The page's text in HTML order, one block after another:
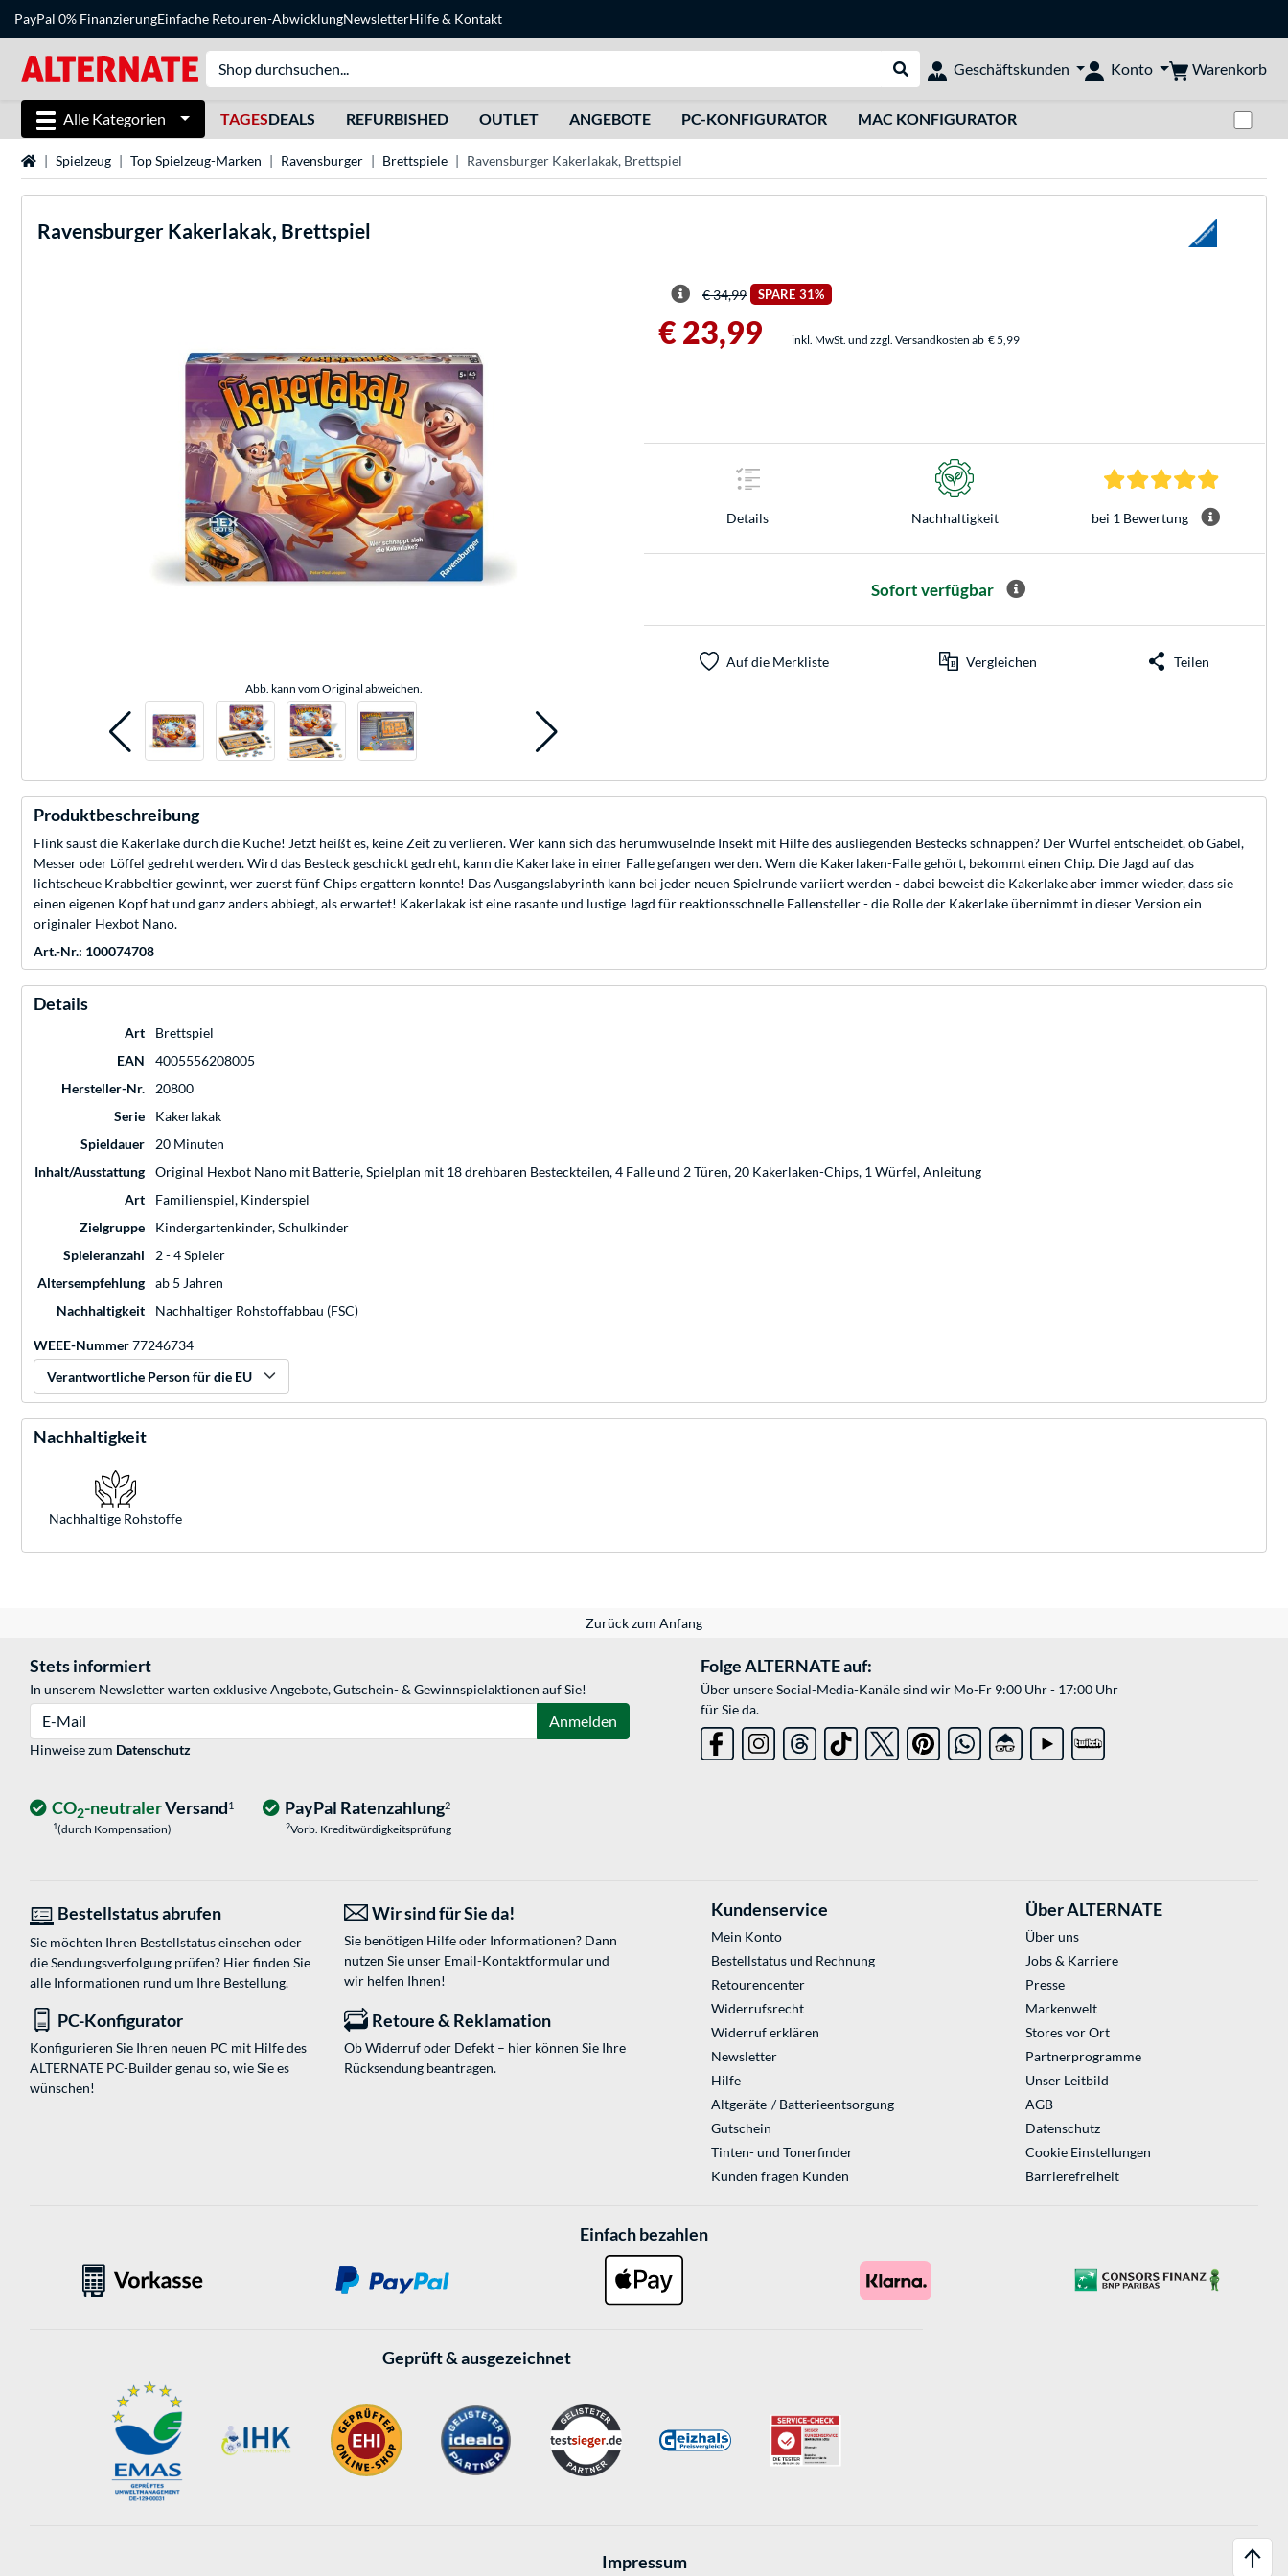
PayPal 0% FinanzierungEinfache Retouren-AbwicklungNewsletterHilfe& Kontakt
Suche durchführen
Geschäftskunden Konto Warenkorb
Alle Kategorien TAGESDEALS REFURBISHED OUTLET ANGEBOTE PC-KONFIGURATOR MAC KONFIGURATOR
StartseiteSpielzeug Top Spielzeug-Marken Ravensburger Brettspiele Ravensburger Kakerlakak, Brettspiel
Ravensburger Kakerlakak, Brettspiel
Abb. kann vom Original abweichen.
€ 34,99 SPARE 31%
€ 23,99 inkl. MwSt. und zzgl. Versandkosten ab € 5,99
Details Nachhaltigkeit
5.0 Sterne
bei 1 Bewertung
Sofort verfügbar
Auf die Merkliste Vergleichen Teilen
Produktbeschreibung
Flink saust die Kakerlake durch die Küche! Jetzt heißt es, keine Zeit zu verlieren. Wer kann sich das herumwuselnde Insekt mit Hilfe des ausliegenden Bestecks schnappen? Der Würfel entscheidet, ob Gabel,
Messer oder Löffel gedreht werden. Wird das Besteck geschickt gedreht, kann die Kakerlake in einer Falle gefangen werden. Wem die Kakerlaken-Falle gehört, bekommt einen Chip. Die Jagd auf das
lichtscheue Krabbeltier gewinnt, wer zuerst fünf Chips ergattern konnte! Das Ausgangslabyrinth kann bei jeder neuen Spielrunde variiert werden - dabei beweist die Kakerlake aber immer wieder, dass sie
einen eigenen Kopf hat und ganz anders abbiegt, als erwartet! Kakerlakak ist eine rasante und lustige Jagd für reaktionsschnelle Fallensteller - die Rolle der Kakerlake übernimmt in dieser Version ein
originaler Hexbot Nano.
Art.-Nr.: 100074708
Details
Art
Brettspiel
EAN
4005556208005
Hersteller-Nr.
20800
Serie
Kakerlakak
Spieldauer
20 Minuten
Inhalt/Ausstattung
Original Hexbot Nano mit Batterie, Spielplan mit 18 drehbaren Besteckteilen, 4 Falle und 2 Türen, 20 Kakerlaken-Chips, 1 Würfel, Anleitung
Art
Familienspiel, Kinderspiel
Zielgruppe
Kindergartenkinder, Schulkinder
Spieleranzahl
2 - 4 Spieler
Altersempfehlung
ab 5 Jahren
Nachhaltigkeit
Nachhaltiger Rohstoffabbau (FSC)
WEEE-Nummer77246734
Verantwortliche Person für die EU
Nachhaltigkeit
Nachhaltige Rohstoffe
Zurück zum Anfang
Stets informiert
In unserem Newsletter warten exklusive Angebote, Gutschein- & Gewinnspielaktionen auf Sie!
Anmelden
Hinweise zum Datenschutz
Folge ALTERNATE auf:
Über unsere Social-Media-Kanäle sind wir Mo-Fr 9:00 Uhr - 17:00 Uhr
für Sie da.
CO2-neutralerVersand1
1(durch Kompensation)
PayPal Ratenzahlung2
2Vorb. Kreditwürdigkeitsprüfung
Bestellstatus abrufen
Sie möchten Ihren Bestellstatus einsehen oder
die Sendungsverfolgung prüfen? Hier finden Sie
alle Informationen rund um Ihre Bestellung.
Wir sind für Sie da!
Sie benötigen Hilfe oder Informationen? Dann
nutzen Sie unser Email-Kontaktformularund
wir helfen Ihnen!
PC-Konfigurator
Konfigurieren Sie Ihren neuen PC mit Hilfe des
ALTERNATE PC-Builder genau so, wie Sie es
wünschen!
Retoure & Reklamation
Ob Widerruf oder Defekt – hier können Sie Ihre
Rücksendung beantragen.
Kundenservice
Mein Konto
Bestellstatus und Rechnung
Retourencenter
Widerrufsrecht
Widerruf erklären
Newsletter
Hilfe
Altgeräte-/ Batterieentsorgung
Gutschein
Tinten- und Tonerfinder
Kunden fragen Kunden
Über ALTERNATE
Über uns
Jobs & Karriere
Presse
Markenwelt
Stores vor Ort
Partnerprogramme
Unser Leitbild
AGB
Datenschutz
Cookie Einstellungen
Barrierefreiheit
Einfach bezahlen
Geprüft & ausgezeichnet
Impressum